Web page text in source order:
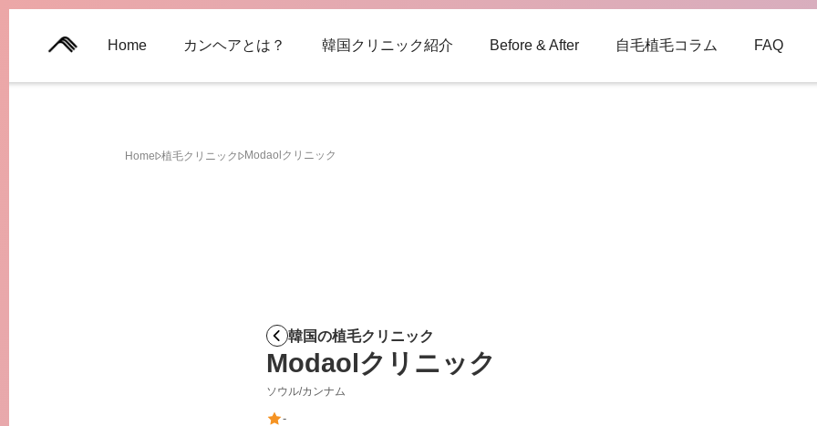
Home カンヘアとは？ 韓国クリニック紹介 Before & After 自毛植毛コラム FAQ
Home 植毛クリニック Modaolクリニック
韓国の植毛クリニック
Modaolクリニック
ソウル/カンナム
-